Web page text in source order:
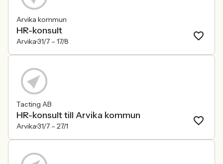
Arvika kommun
HR-konsult
Arvika31/7 – 17/8
Tacting AB
HR-konsult till Arvika kommun
Arvika31/7 – 27/1